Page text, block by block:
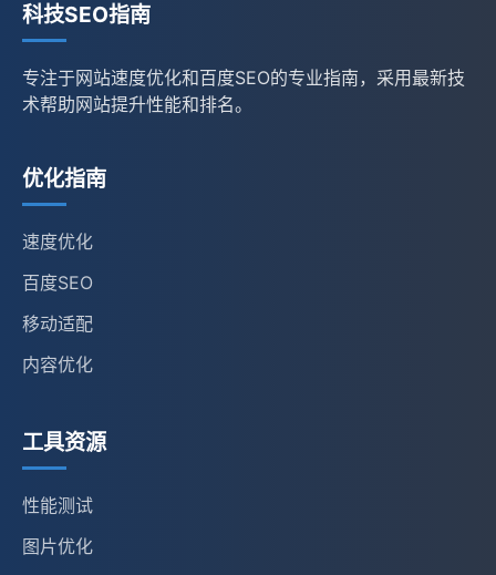
科技SEO指南
专注于网站速度优化和百度SEO的专业指南，采用最新技
术帮助网站提升性能和排名。
优化指南
速度优化
百度SEO
移动适配
内容优化
工具资源
性能测试
图片优化